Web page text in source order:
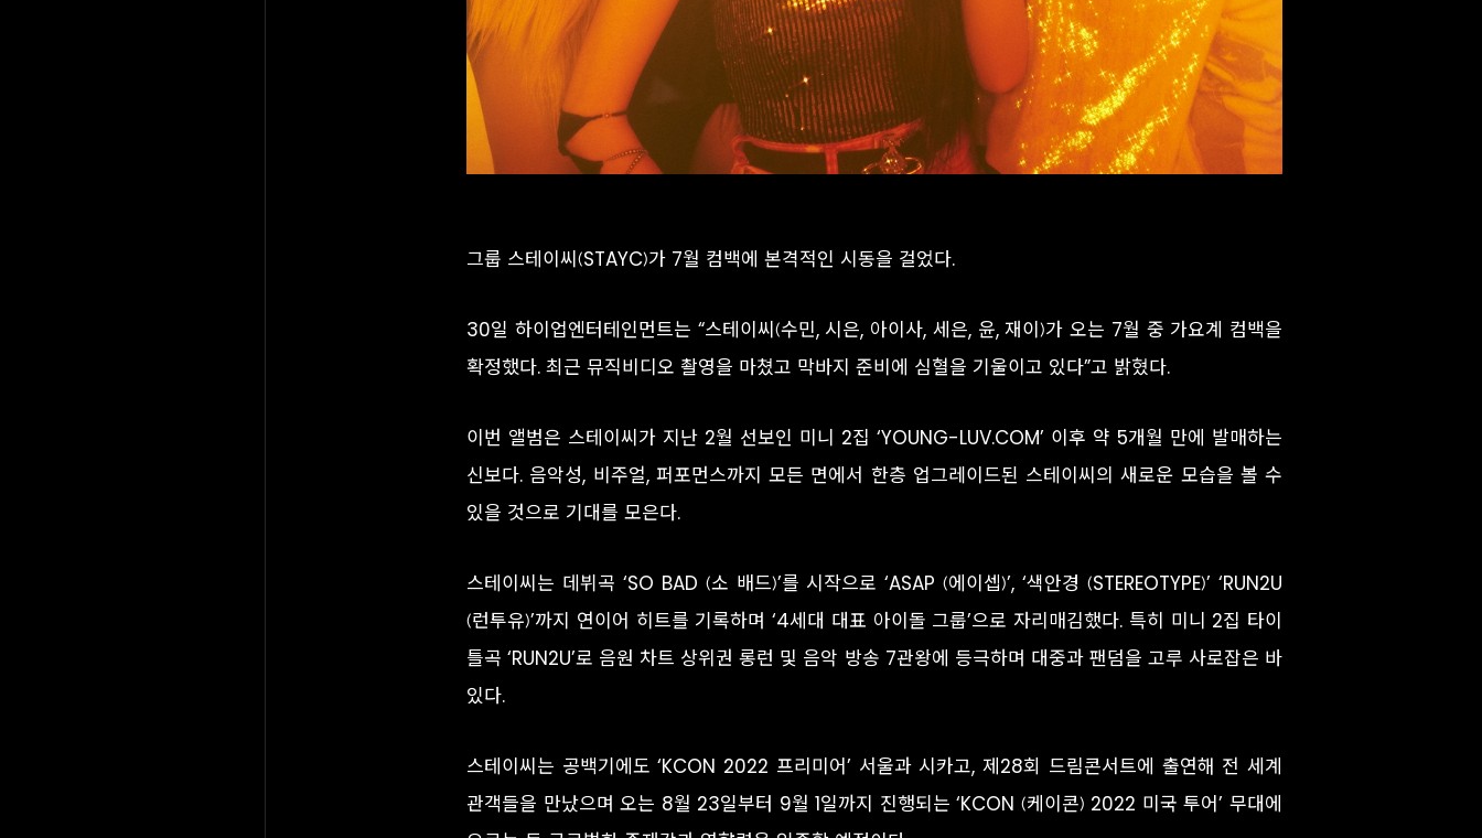
그룹 스테이씨(STAYC)가 7월 컴백에 본격적인 시동을 걸었다.
30일 하이업엔터테인먼트는 “스테이씨(수민, 시은, 아이사, 세은, 윤, 재이)가 오는 7월 중 가요계 컴백을
확정했다. 최근 뮤직비디오 촬영을 마쳤고 막바지 준비에 심혈을 기울이고 있다”고 밝혔다.
이번 앨범은 스테이씨가 지난 2월 선보인 미니 2집 ‘YOUNG-LUV.COM’ 이후 약 5개월 만에 발매하는
신보다. 음악성, 비주얼, 퍼포먼스까지 모든 면에서 한층 업그레이드된 스테이씨의 새로운 모습을 볼 수
있을 것으로 기대를 모은다.
스테이씨는 데뷔곡 ‘SO BAD (소 배드)’를 시작으로 ‘ASAP (에이셉)’, ‘색안경 (STEREOTYPE)’ ‘RUN2U
(런투유)’까지 연이어 히트를 기록하며 ‘4세대 대표 아이돌 그룹’으로 자리매김했다. 특히 미니 2집 타이
틀곡 ‘RUN2U’로 음원 차트 상위권 롱런 및 음악 방송 7관왕에 등극하며 대중과 팬덤을 고루 사로잡은 바
있다.
스테이씨는 공백기에도 ‘KCON 2022 프리미어’ 서울과 시카고, 제28회 드림콘서트에 출연해 전 세계
관객들을 만났으며 오는 8월 23일부터 9월 1일까지 진행되는 ‘KCON (케이콘) 2022 미국 투어’ 무대에